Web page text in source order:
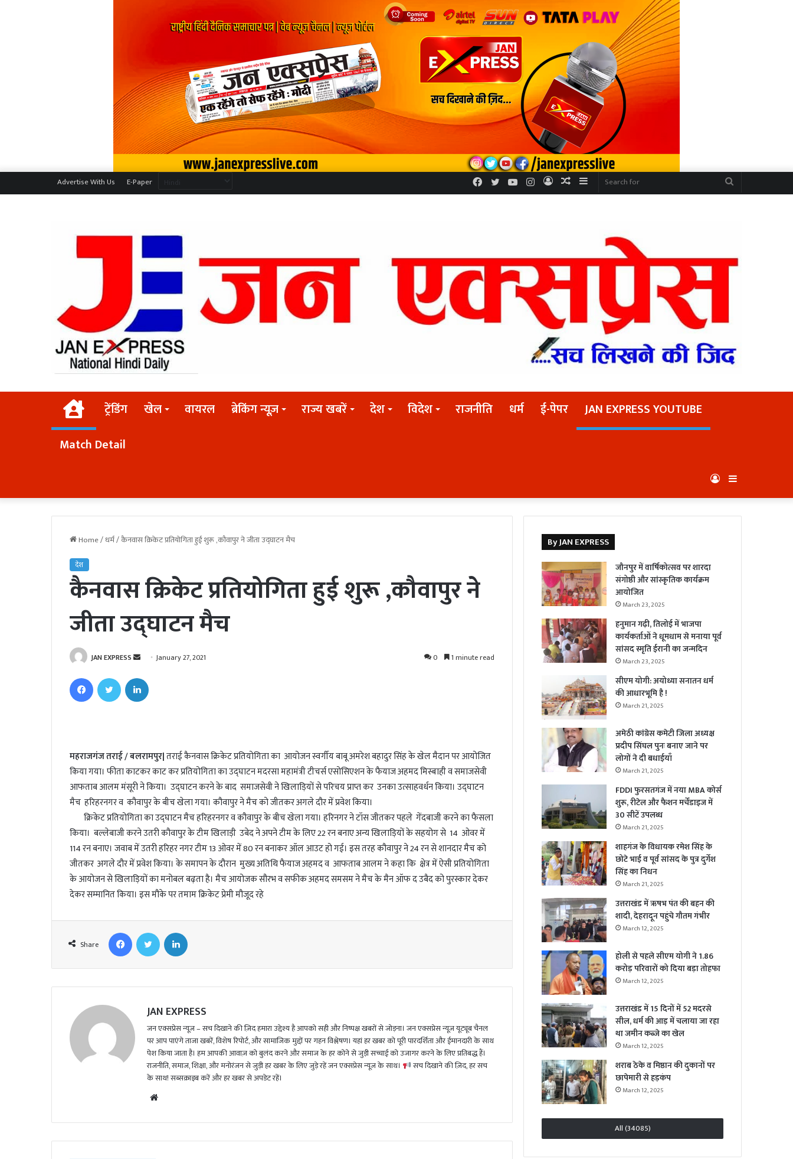
Advertise With Us E-Paper Sidebar
Random
Log
Instagram
YouTube
Twitter
Facebook
Homeट्रेंडिंग खेल वायरल ब्रेकिंग न्यूज़ राज्य खबरें देश विदेश राजनीति धर्म ई-पेपर
JAN EXPRESS YOUTUBE
Match Detail
Log
In
Home/धर्म/कैनवास क्रिकेट प्रतियोगिता हुई शुरू ,कौवापुर ने जीता उद्घाटन मैच
देश
कैनवास क्रिकेट प्रतियोगिता हुई शुरू ,कौवापुर ने
जीता उद्घाटन मैच
JAN EXPRESS
d
m
a
i
l
January 27, 2021 0 1 minute read
महराजगंज तराई / बलरामपुर|तराई कैनवास क्रिकेट प्रतियोगिता का आयोजन स्वर्गीय बाबू अमरेश बहादुर सिंह के खेल मैदान पर आयोजित
किया गया। फीता काटकर काट कर प्रतियोगिता का उद्घाटन मदरसा महामंत्री टीचर्स एसोसिएशन के फैयाज अहमद मिस्बाही व समाजसेवी
आफताब आलम मंसूरी ने किया। उद्घाटन करने के बाद समाजसेवी ने खिलाड़ियों से परिचय प्राप्त कर उनका उत्साहवर्धन किया। उद्घाटन
मैच हरिहरनगर व कौवापुर के बीच खेला गया। कौवापुर ने मैच को जीतकर अगले दौर में प्रवेश किया।
क्रिकेट प्रतियोगिता का उद्घाटन मैच हरिहरनगर व कौवापुर के बीच खेला गया। हरिनगर ने टॉस जीतकर पहले गेंदबाजी करने का फैसला
किया। बल्लेबाजी करने उतरी कौवापुर के टीम खिलाड़ी उबेद ने अपने टीम के लिए 22 रन बनाए अन्य खिलाड़ियों के सहयोग से 14 ओवर में
114 रन बनाए। जवाब में उतरी हरिहर नगर टीम 13 ओवर में 80 रन बनाकर ऑल आउट हो गई। इस तरह कौवापुर ने 24 रन से शानदार मैच को
जीतकर अगले दौर में प्रवेश किया। के समापन के दौरान मुख्य अतिथि फैयाज अहमद व आफताब आलम ने कहा कि क्षेत्र में ऐसी प्रतियोगिता
के आयोजन से खिलाड़ियों का मनोबल बढ़ता है। मैच आयोजक सौरभ व सफीक अहमद समसम ने मैच के मैन ऑफ द उबैद को पुरस्कार देकर
देकर सम्मानित किया। इस मौके पर तमाम क्रिकेट प्रेमी मौजूद रहे
Share
JAN EXPRESS
जन एक्सप्रेस न्यूज़ – सच दिखाने की ज़िद हमारा उद्देश्य है आपको सही और निष्पक्ष खबरों से जोड़ना। जन एक्सप्रेस न्यूज़ यूट्यूब चैनल
पर आप पाएंगे ताजा खबरें, विशेष रिपोर्ट, और सामाजिक मुद्दों पर गहन विश्लेषण। यहां हर खबर को पूरी पारदर्शिता और ईमानदारी के साथ
पेश किया जाता है। हम आपकी आवाज़ को बुलंद करने और समाज के हर कोने से जुड़ी सच्चाई को उजागर करने के लिए प्रतिबद्ध हैं।
राजनीति, समाज, शिक्षा, और मनोरंजन से जुड़ी हर खबर के लिए जुड़े रहें जन एक्सप्रेस न्यूज़ के साथ।
सच दिखाने की ज़िद, हर सच
के साथ! सब्सक्राइब करें और हर खबर से अपडेट रहें।
te
By JAN EXPRESS
जौनपुर में वार्षिकोत्सव पर शारदा
संगोष्ठी और सांस्कृतिक कार्यक्रम
आयोजित
March 23, 2025
हनुमान गढ़ी, तिलोई में भाजपा
कार्यकर्ताओं ने धूमधाम से मनाया पूर्व
सांसद स्मृति ईरानी का जन्मदिन
March 23, 2025
सीएम योगी: अयोध्या सनातन धर्म
की आधारभूमि है !
March 21, 2025
अमेठी कांग्रेस कमेटी जिला अध्यक्ष
प्रदीप सिंघल पुनः बनाए जाने पर
लोगों ने दी बधाईयाँ
March 21, 2025
FDDI फुरसतगंज में नया MBA कोर्स
शुरू, रीटेल और फैशन मर्चेंडाइज में
30 सीटें उपलब्ध
March 21, 2025
शाहगंज के विधायक रमेश सिंह के
छोटे भाई व पूर्व सांसद के पुत्र दुर्गेश
सिंह का निधन
March 21, 2025
उत्तराखंड में ऋषभ पंत की बहन की
शादी, देहरादून पहुंचे गौतम गंभीर
March 12, 2025
होली से पहले सीएम योगी ने 1.86
करोड़ परिवारों को दिया बड़ा तोहफा
March 12, 2025
उत्तराखंड में 15 दिनों में 52 मदरसे
सील, धर्म की आड़ में चलाया जा रहा
था जमीन कब्जे का खेल
March 12, 2025
शराब ठेके व मिष्ठान की दुकानों पर
छापेमारी से हड़कंप
March 12, 2025
All (34085)